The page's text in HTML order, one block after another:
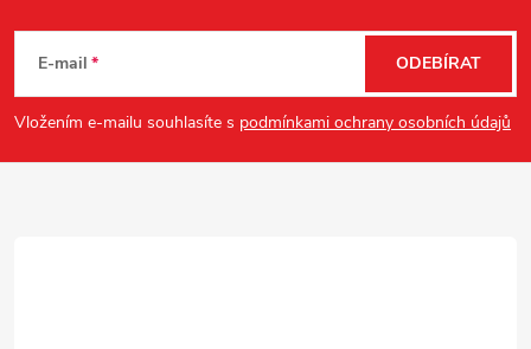
p
a
E-mail
Vložením e-mailu souhlasíte s podmínkami ochrany osobních údajů
ODEBÍRAT